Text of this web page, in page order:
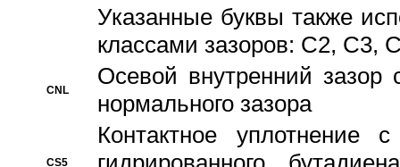
Указанные буквы также
классами зазоров: С2,
CNL
Осевой внутренний зазор
нормального зазора
CS5
Контактное уплотнение